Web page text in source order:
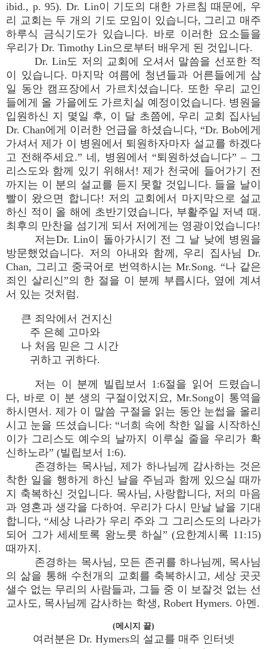
ibid., p. 95). Dr. Lin이 기도의 대한 가르침 때문에, 우
리 교회는 두 개의 기도 모임이 있습니다, 그리고 매주
하루식 금식기도가 있습니다. 바로 이러한 요소들을
우리가 Dr. Timothy Lin으로부터 배우게 된 것입니다.
Dr. Lin도 저의 교회에 오셔서 말씀을 선포한 적
이 있습니다. 마지막 여름에 청년들과 어른들에게 삼
일 동안 캠프장에서 가르치셨습니다. 또한 우리 교인
들에게 올 가을에도 가르치실 예정이었습니다. 병원을
입원하신 지 몇일 후, 이 달 초쯤에, 우리 교회 집사님
Dr. Chan에게 이러한 언급을 하셨습니다, “Dr. Bob에게
가셔서 제가 이 병원에서 퇴원하자마자 설교를 하겠다
고 전해주세요.” 네, 병원에서 “퇴원하셨습니다” – 그
리스도와 함께 있기 위해서! 제가 천국에 들어가기 전
까지는 이 분의 설교를 듣지 못할 것입니다. 들을 날이
빨이 왔으면 합니다! 저의 교회에서 마지막으로 설교
하신 적이 올 해에 초반기였습니다, 부활주일 저녁 때.
최후의 만찬을 섬기게 되서 저에게는 영광이었습니다!
저는Dr. Lin이 돌아가시기 전 그 날 낮에 병원을
방문했었습니다. 저의 아내와 함께, 우리 집사님 Dr.
Chan, 그리고 중국어로 번역하시는 Mr.Song. “나 같은
죄인 살리신”의 한 절을 이 분께 부릅시다, 옆에 계셔
서 있는 것처럼.
큰 죄악에서 건지신
주 은혜 고마와
나 처음 믿은 그 시간
귀하고 귀하다.
저는 이 분께 빌립보서 1:6절을 읽어 드렸습니
다, 바로 이 분 생의 구절이었지요, Mr.Song이 통역을
하시면서. 제가 이 말씀 구절을 읽는 동안 눈썹을 올리
시고 눈을 뜨셨습니다: “너희 속에 착한 일을 시작하신
이가 그리스도 예수의 날까지 이루실 줄을 우리가 확
신하노라” (빌립보서 1:6).
존경하는 목사님, 제가 하나님께 감사하는 것은
착한 일을 행하게 하신 날을 주님과 함께 있으실 때까
지 축복하신 것입니다. 목사님, 사랑합니다, 저의 마음
과 영혼과 생각을 다하여. 우리가 다시 만날 날을 기대
합니다, “세상 나라가 우리 주와 그 그리스도의 나라가
되어 그가 세세토록 왕노릇 하실” (요한계시록 11:15)
때까지.
존경하는 목사님, 모든 존귀를 하나님께, 목사님
의 삶을 통해 수천개의 교회를 축복하시고, 세상 곳곳
샐수 없는 무리의 사람들과, 그들 중 이 보잘것 없는 선
교사도, 목사님께 감사하는 학생, Robert Hymers. 아멘.
(메시지 끝)
여러분은 Dr. Hymers의 설교를 매주 인터넷